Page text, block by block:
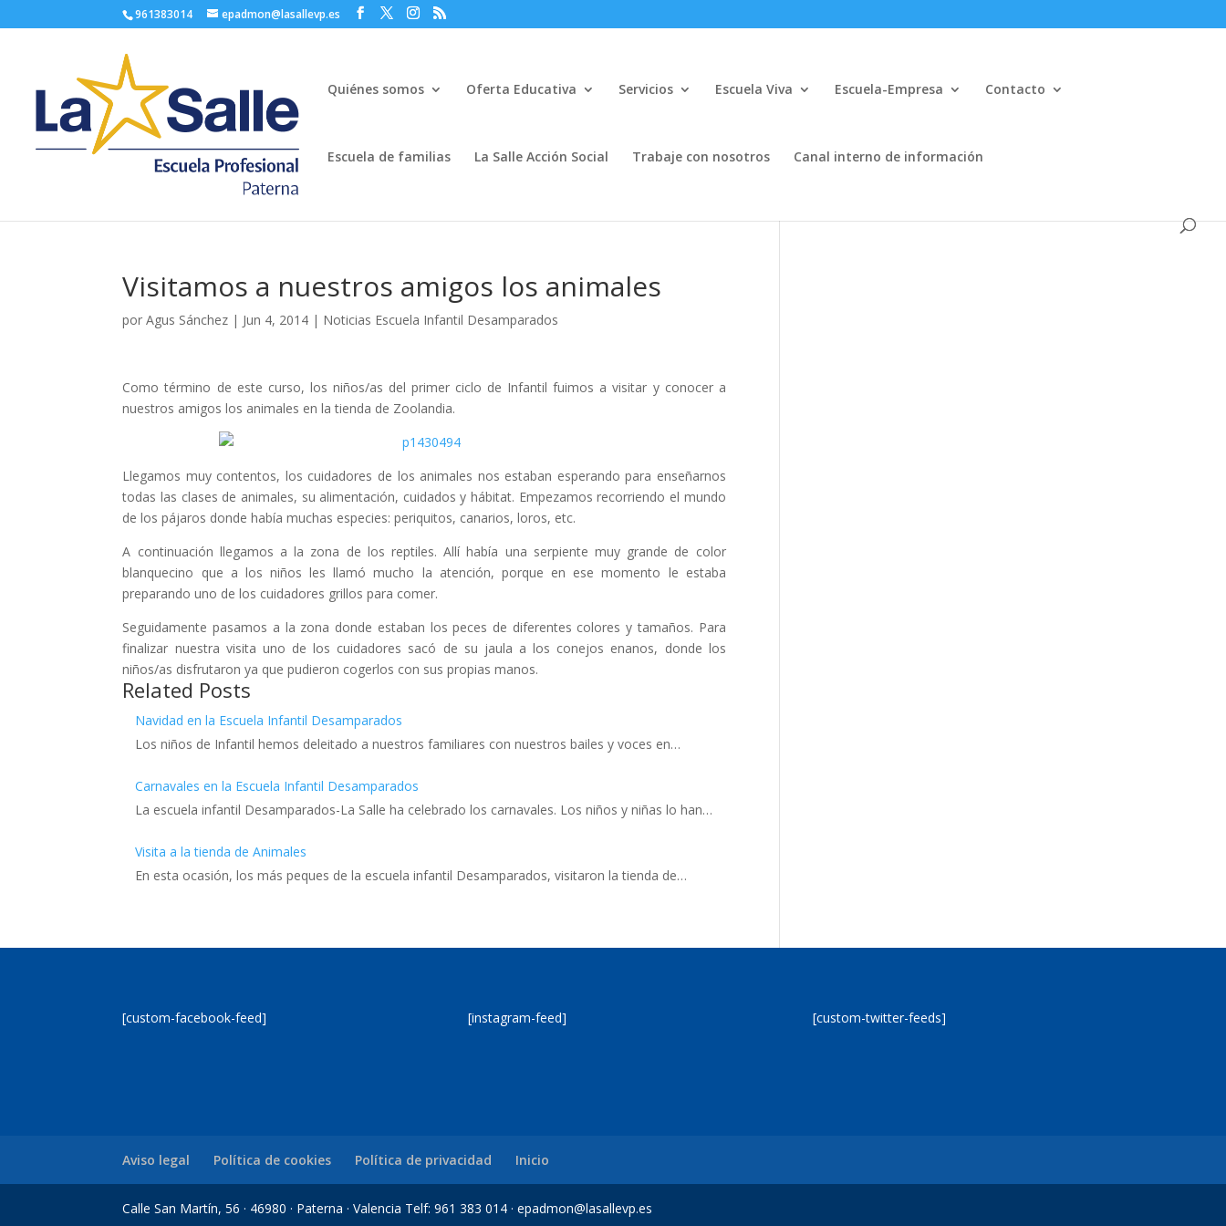
961383014 epadmon@lasallevp.es
Quiénes somos Oferta Educativa Servicios Escuela Viva Escuela-Empresa Contacto
Escuela de familias La Salle Acción Social Trabaje con nosotros Canal interno de información
Visitamos a nuestros amigos los animales
porAgus Sánchez | Jun 4, 2014 | Noticias Escuela Infantil Desamparados
Como término de este curso, los niños/as del primer ciclo de Infantil fuimos a visitar y conocer a
nuestros amigos los animales en la tienda de Zoolandia.
Llegamos muy contentos, los cuidadores de los animales nos estaban esperando para enseñarnos
todas las clases de animales, su alimentación, cuidados y hábitat. Empezamos recorriendo el mundo
de los pájaros donde había muchas especies: periquitos, canarios, loros, etc.
A continuación llegamos a la zona de los reptiles. Allí había una serpiente muy grande de color
blanquecino que a los niños les llamó mucho la atención, porque en ese momento le estaba
preparando uno de los cuidadores grillos para comer.
Seguidamente pasamos a la zona donde estaban los peces de diferentes colores y tamaños. Para
finalizar nuestra visita uno de los cuidadores sacó de su jaula a los conejos enanos, donde los
niños/as disfrutaron ya que pudieron cogerlos con sus propias manos.
Related Posts
Navidad en la Escuela Infantil Desamparados
Los niños de Infantil hemos deleitado a nuestros familiares con nuestros bailes y voces en…
Carnavales en la Escuela Infantil Desamparados
La escuela infantil Desamparados-La Salle ha celebrado los carnavales. Los niños y niñas lo han…
Visita a la tienda de Animales
En esta ocasión, los más peques de la escuela infantil Desamparados, visitaron la tienda de…
[custom-facebook-feed] [instagram-feed] [custom-twitter-feeds]
Aviso legal Política de cookies Política de privacidad Inicio
Calle San Martín, 56 · 46980 · Paterna · Valencia Telf: 961 383 014 · epadmon@lasallevp.es